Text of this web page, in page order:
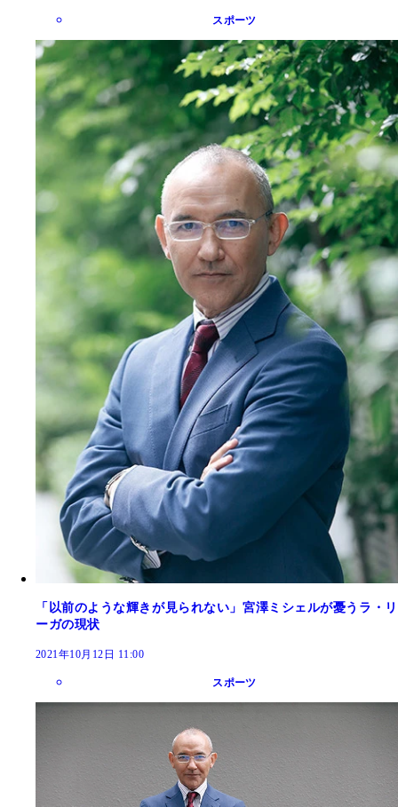
スポーツ
「以前のような輝きが見られない」宮澤ミシェルが憂うラ・リ
ーガの現状
2021年10月12日 11:00
スポーツ